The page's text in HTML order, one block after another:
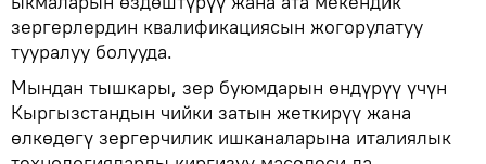
зергерлердин квалификациясын жогорулатуу
тууралуу болууда.
Мындан тышкары, зер буюмдарын өндүрүү үчүн
Кыргызстандын чийки затын жеткирүү жана
өлкөдөгү зергерчилик ишканаларына италиялык